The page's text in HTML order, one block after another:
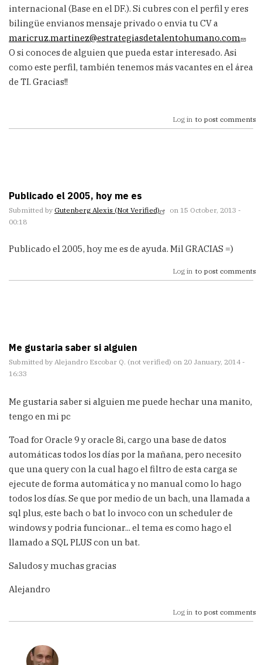
internacional (Base en el DF.). Si cubres con el perfil y eres
bilingüe envianos mensaje privado o envia tu CV a
maricruz.martinez@estrategiasdetalentohumano.com
O si conoces de alguien que pueda estar interesado. Asi
como este perfil, también tenemos más vacantes en el área
de TI. Gracias!!
Log in to post comments
Publicado el 2005, hoy me es
Submitted by Gutenberg Alexis (not Verified)
on 15 October, 2013 -
00:18
Publicado el 2005, hoy me es de ayuda. Mil GRACIAS =)
Log in to post comments
Me gustaria saber si alguien
Submitted by Alejandro Escobar Q. (not verified) on 20 January, 2014 -
16:33
Me gustaria saber si alguien me puede hechar una manito,
tengo en mi pc
Toad for Oracle 9 y oracle 8i, cargo una base de datos
automáticas todos los días por la mañana, pero necesito
que una query con la cual hago el filtro de esta carga se
ejecute de forma automática y no manual como lo hago
todos los días. Se que por medio de un bach, una llamada a
sql plus, este bach o bat lo invoco con un scheduler de
windows y podria funcionar... el tema es como hago el
llamado a SQL PLUS con un bat.
Saludos y muchas gracias
Alejandro
Log in to post comments